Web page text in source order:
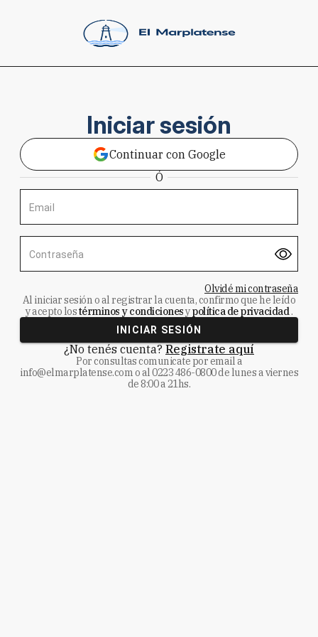
Iniciar sesión
Continuar con Google
Ó
Email
Contraseña
Olvidé mi contraseña
Al iniciar sesión o al registrar la cuenta, confirmo que he leído
y acepto lostérminos y condicionesypolítica de privacidad.
INICIAR SESIÓN
¿No tenés cuenta? Registrate aquí
Por consultas comunicate por email a
info@elmarplatense.como al0223 486-0800de lunes a viernes
de 8:00 a 21hs.